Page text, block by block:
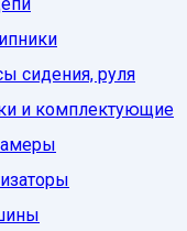
сидения, руля
и комплектующие